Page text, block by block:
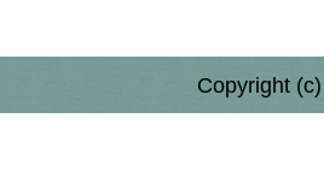
Copyright